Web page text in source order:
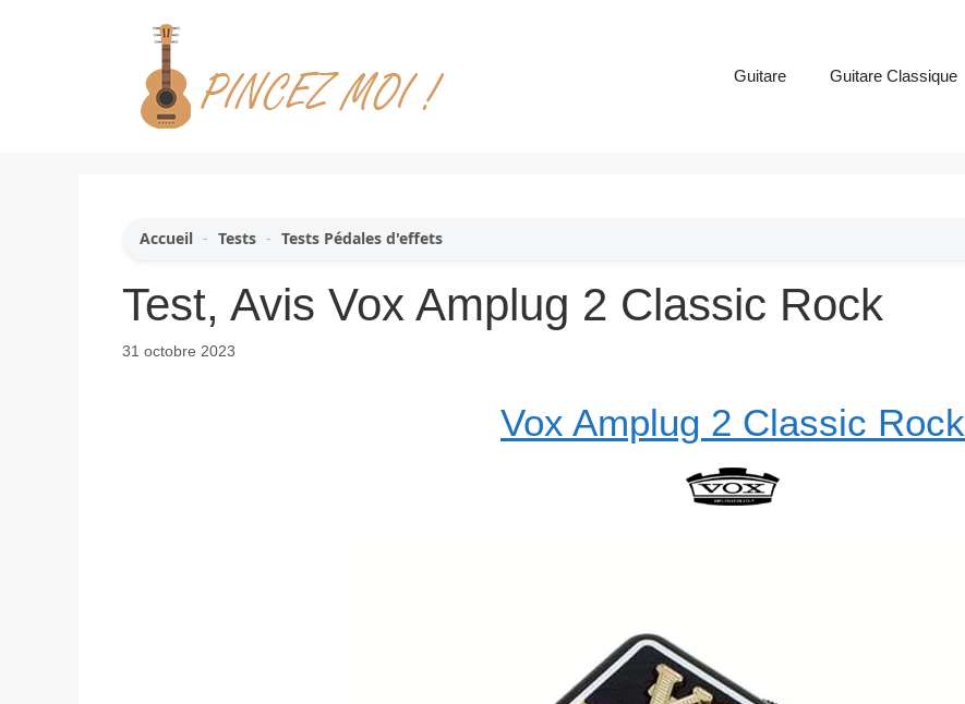
Guitare Guitare Classique
Accueil - Tests - Tests Pédales d'effets
Test, Avis Vox Amplug 2 Classic Rock
31 octobre 2023
Vox Amplug 2 Classic Rock